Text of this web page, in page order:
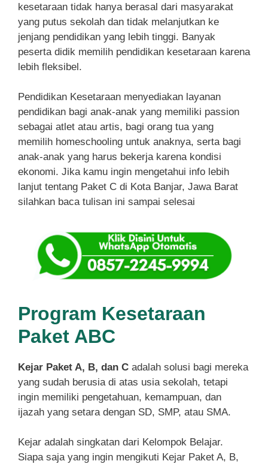
kesetaraan tidak hanya berasal dari masyarakat
yang putus sekolah dan tidak melanjutkan ke
jenjang pendidikan yang lebih tinggi. Banyak
peserta didik memilih pendidikan kesetaraan karena
lebih fleksibel.
Pendidikan Kesetaraan menyediakan layanan
pendidikan bagi anak-anak yang memiliki passion
sebagai atlet atau artis, bagi orang tua yang
memilih homeschooling untuk anaknya, serta bagi
anak-anak yang harus bekerja karena kondisi
ekonomi. Jika kamu ingin mengetahui info lebih
lanjut tentang Paket C di Kota Banjar, Jawa Barat
silahkan baca tulisan ini sampai selesai
Program Kesetaraan
Paket ABC
Kejar Paket A, B, dan C adalah solusi bagi mereka
yang sudah berusia di atas usia sekolah, tetapi
ingin memiliki pengetahuan, kemampuan, dan
ijazah yang setara dengan SD, SMP, atau SMA.
Kejar adalah singkatan dari Kelompok Belajar.
Siapa saja yang ingin mengikuti Kejar Paket A, B,